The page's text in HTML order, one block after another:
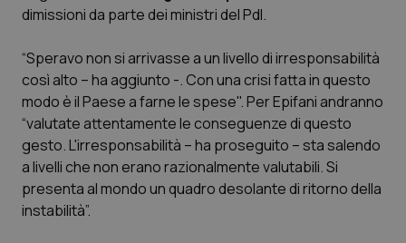
Edizioni Regionali
QS Pro
Professionisti Sanitari.AI
Abruzzo
QS Pro Gold
dimissioni da parte dei ministri del Pdl.
“Speravo non si arrivasse a un livello di irresponsabilità
così alto – ha aggiunto -. Con una crisi fatta in questo
modo è il Paese a farne le spese". Per Epifani andranno
“valutate attentamente le conseguenze di questo
gesto. L'irresponsabilità – ha proseguito – sta salendo
a livelli che non erano razionalmente valutabili. Si
presenta al mondo un quadro desolante di ritorno della
instabilità”.